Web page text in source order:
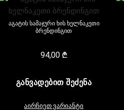
აგატის სამაჯური ხის ხელნაკეთი
ბრენდინგით
94,00 ₾
ᲒᲐᲜᲕᲐᲓᲔᲑᲘᲗ ᲨᲔᲫᲔᲜᲐ
აირჩიეთ ვარიანტი